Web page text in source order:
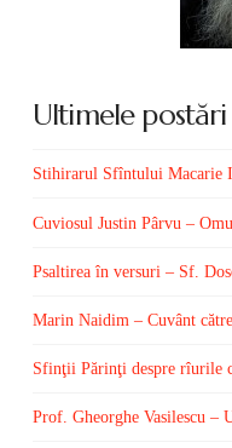
Ultimele postări
Stihirarul Sfîntului Macarie
Cuviosul Justin Pârvu –
Psaltirea în versuri – Sf.
Marin Naidim – Cuvânt
Sfinţii Părinţi despre rîurile
Prof. Gheorghe Vasilescu –